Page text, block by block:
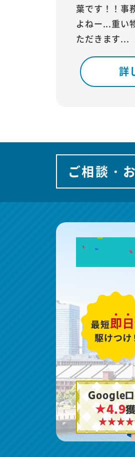
葉です！！事
よねー...重い
ただきます...
詳
ご相談・
Google口
★4.9